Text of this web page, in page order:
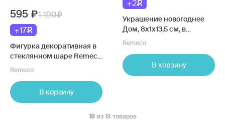
595
1 190
+17
Фигурка декоративная в
стеклянном шаре Remeco
Дед Мороз с подсветкой,
ассортименте
Remeco
В корзину
+2
Украшение новогоднее
Дом, 8х1х13,5 см, в
ассортименте
Remeco
В корзину
18 из 18 товаров